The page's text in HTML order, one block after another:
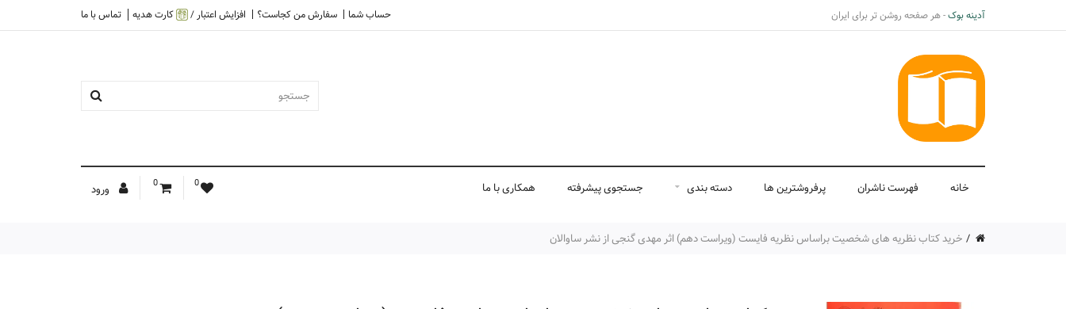
آدینه بوک- هر صفحه روشن تر برای ایران حساب شما سفارش من کجاست؟ افزایش اعتبار / کارت هدیه تماس با ما
0
0 ورود خانه فهرست ناشران پرفروشترین ها دسته بندی جستجوی پیشرفته همکاری با ما
خرید کتاب نظریه های شخصیت براساس نظریه فایست (ویراست دهم) اثر مهدی گنجی از نشر ساوالان